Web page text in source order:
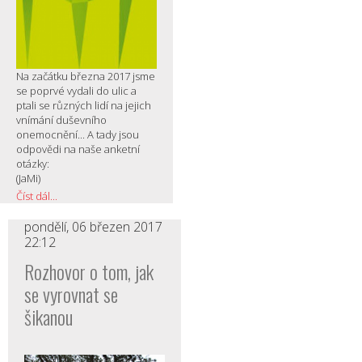
Na začátku března 2017 jsme
se poprvé vydali do ulic a
ptali se různých lidí na jejich
vnímání duševního
onemocnění... A tady jsou
odpovědi na naše anketní
otázky:
(JaMi)
Číst dál...
pondělí, 06 březen 2017
22:12
Rozhovor o tom, jak
se vyrovnat se
šikanou